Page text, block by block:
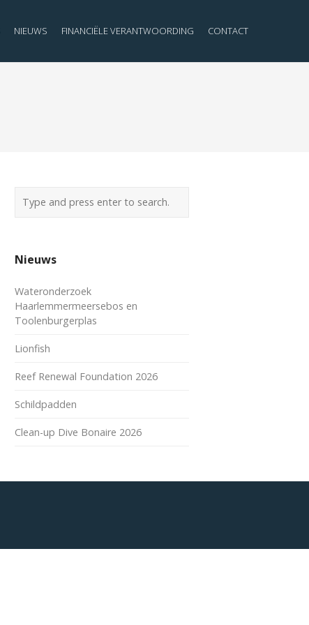
NIEUWS FINANCIËLE VERANTWOORDING CONTACT
Nieuws
Wateronderzoek
Haarlemmermeersebos en
Toolenburgerplas
Lionfish
Reef Renewal Foundation 2026
Schildpadden
Clean-up Dive Bonaire 2026